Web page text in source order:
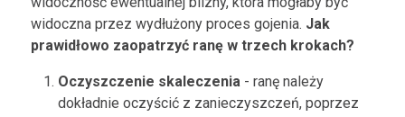
widoczna przez wydłużony proces gojenia. Jak
prawidłowo zaopatrzyć ranę w trzech krokach?
Oczyszczenie skaleczenia - ranę należy
dokładnie oczyścić z zanieczyszczeń, poprzez